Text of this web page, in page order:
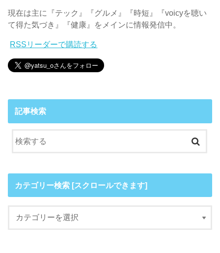
現在は主に『テック』『グルメ』『時短』『voicyを聴い
て得た気づき』『健康』をメインに情報発信中。
RSSリーダーで購読する
記事検索
カテゴリー検索 [スクロールできます]